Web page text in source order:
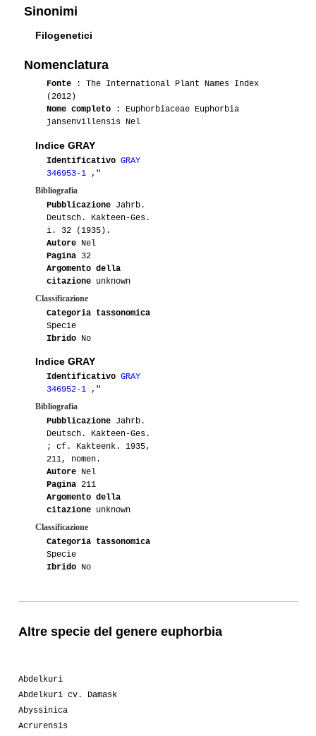
Sinonimi
Filogenetici
Nomenclatura
Fonte : The International Plant Names Index
(2012)
Nome completo : Euphorbiaceae Euphorbia
jansenvillensis Nel
Indice GRAY
Identificativo GRAY
346953-1 ,"
Bibliografia
Pubblicazione Jahrb.
Deutsch. Kakteen-Ges.
i. 32 (1935).
Autore Nel
Pagina 32
Argomento della
citazione unknown
Classificazione
Categoria tassonomica
Specie
Ibrido No
Indice GRAY
Identificativo GRAY
346952-1 ,"
Bibliografia
Pubblicazione Jahrb.
Deutsch. Kakteen-Ges.
; cf. Kakteenk. 1935,
211, nomen.
Autore Nel
Pagina 211
Argomento della
citazione unknown
Classificazione
Categoria tassonomica
Specie
Ibrido No
Altre specie del genere euphorbia
Abdelkuri
Abdelkuri cv. Damask
Abyssinica
Acrurensis